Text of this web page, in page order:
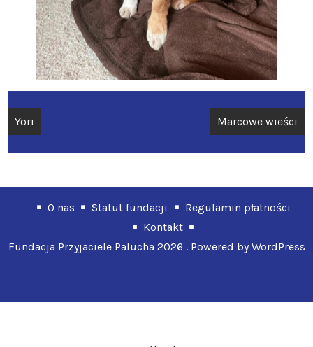
Nawigacja
wpisu
Yori Marcowe wieści
O nas Statut fundacji
Regulamin płatności
Kontakt
Fundacja Przyjaciele Palucha 2026 . Powered by WordPress